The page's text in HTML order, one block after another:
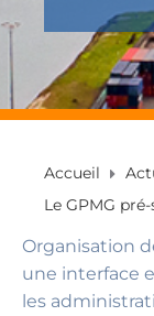
Accueil
Le GPMG
Organisation
une interface
les